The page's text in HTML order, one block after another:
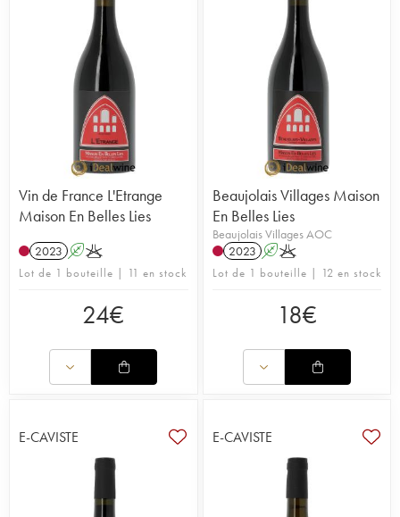
Vin de France L'Etrange
Maison En Belles Lies
2023 AK
Lot de 1 bouteille | 11 en stock
24€
Beaujolais Villages Maison
En Belles Lies
Beaujolais Villages AOC
2023 AK
Lot de 1 bouteille | 12 en stock
18€
E-CAVISTE E-CAVISTE